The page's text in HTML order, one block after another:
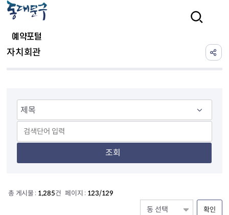
예약포털
자치회관
조회
총 게시물 : 1,285건 페이지 : 123/129
확인